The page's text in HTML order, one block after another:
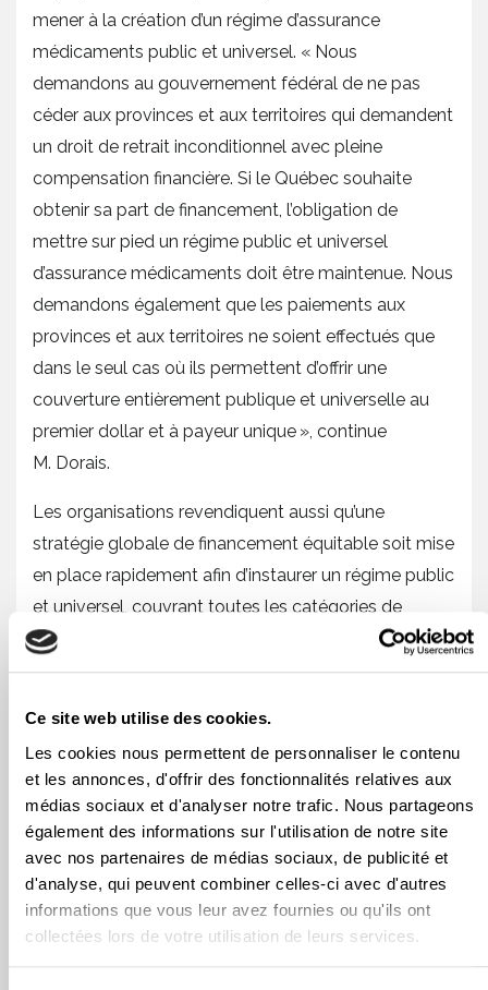
Ce site web utilise des cookies.
Les cookies nous permettent de personnaliser le contenu
et les annonces, d'offrir des fonctionnalités relatives aux
médias sociaux et d'analyser notre trafic. Nous partageons
également des informations sur l'utilisation de notre site
avec nos partenaires de médias sociaux, de publicité et
d'analyse, qui peuvent combiner celles-ci avec d'autres
informations que vous leur avez fournies ou qu'ils ont
collectées lors de votre utilisation de leurs services.
mener à la création d’un régime d’assurance
médicaments public et universel. « Nous
demandons au gouvernement fédéral de ne pas
céder aux provinces et aux territoires qui demandent
un droit de retrait inconditionnel avec pleine
compensation financière. Si le Québec souhaite
obtenir sa part de financement, l’obligation de
mettre sur pied un régime public et universel
d’assurance médicaments doit être maintenue. Nous
demandons également que les paiements aux
provinces et aux territoires ne soient effectués que
dans le seul cas où ils permettent d’offrir une
couverture entièrement publique et universelle au
premier dollar et à payeur unique », continue
M. Dorais.
Les organisations revendiquent aussi qu’une
stratégie globale de financement équitable soit mise
en place rapidement afin d’instaurer un régime public
et universel, couvrant toutes les catégories de
médicaments, en concertation avec les provinces et
les territoires. La gratuité des médicaments devrait
Pour consulter le
mémoire :https://uniondesconsommateurs.ca/
c-64/
À propos
Les neuf organisations sont : l’Alliance du personnel